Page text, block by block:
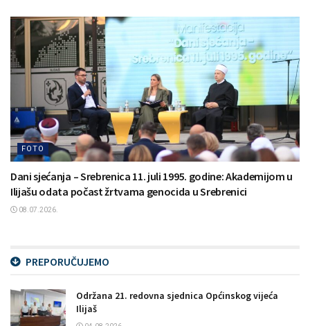
FOTO
Dani sjećanja – Srebrenica 11. juli 1995. godine: Akademijom u
Ilijašu odata počast žrtvama genocida u Srebrenici
08.07.2026.
PREPORUČUJEMO
Održana 21. redovna sjednica Općinskog vijeća
Ilijaš